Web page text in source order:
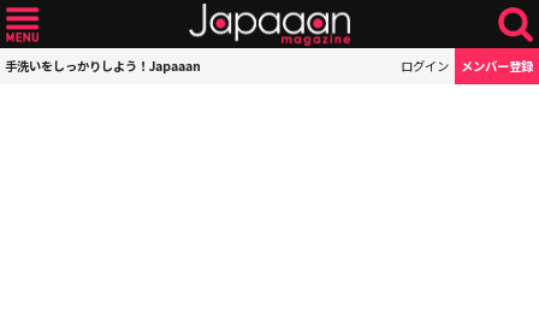
手洗いをしっかりしよう！Japaaan ログイン メンバー登録